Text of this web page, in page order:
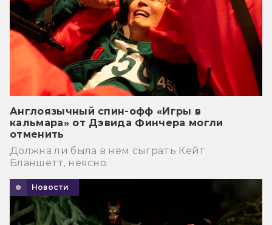
Англоязычный спин-офф «Игры в
кальмара» от Дэвида Финчера могли
отменить
Должна ли была в нем сыграть Кейт
Бланшетт, неясно.
Новости